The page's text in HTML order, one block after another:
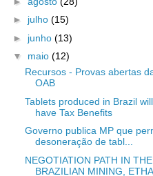
► julho (15)
► junho (13)
▼ maio (12)
Recursos - Provas abertas
OAB
Tablets produced in Brazil will
have Tax Benefits
Governo publica MP que
desoneração de tabl...
NEGOTIATION PATH IN THE
BRAZILIAN MINING,